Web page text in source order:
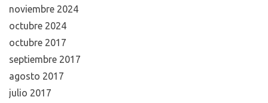
noviembre 2024
octubre 2024
octubre 2017
septiembre 2017
agosto 2017
julio 2017